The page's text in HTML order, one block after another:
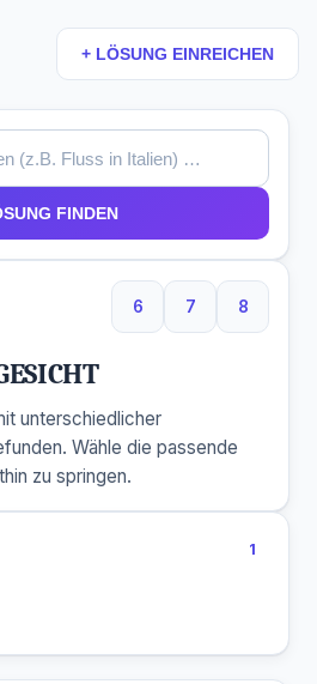
+ LÖSUNG EINREICHEN
FINDEN
6
6 Buchstaben
7
7 Buchstaben
8
8
unterschiedlicher
Wähle die passende
zu springen.
1